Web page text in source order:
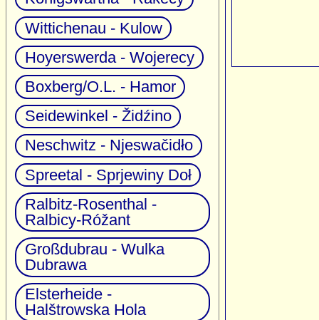
Wittichenau - Kulow
Hoyerswerda - Wojerecy
Boxberg/O.L. - Hamor
Seidewinkel - Židźino
Neschwitz - Njeswačidło
Spreetal - Sprjewiny Doł
Ralbitz-Rosenthal -
Ralbicy-Róžant
Großdubrau - Wulka
Dubrawa
Elsterheide -
Halštrowska Hola